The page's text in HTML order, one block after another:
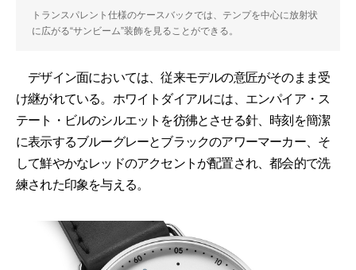
トランスパレント仕様のケースバックでは、テンプを中心に放射状
に広がる“サンビーム”装飾を見ることができる。
デザイン面においては、従来モデルの意匠がそのまま受
け継がれている。ホワイトダイアルには、エンパイア・ス
テート・ビルのシルエットを彷彿とさせる針、時刻を簡潔
に表示するブルーグレーとブラックのアワーマーカー、そ
して鮮やかなレッドのアクセントが配置され、都会的で洗
練された印象を与える。